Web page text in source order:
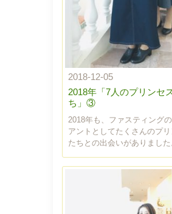
2018-12-05
2018年「7人のプリンセ
ち」③
2018年も、ファスティング
アントとしてたくさんのプリ
たちとの出会いがありました